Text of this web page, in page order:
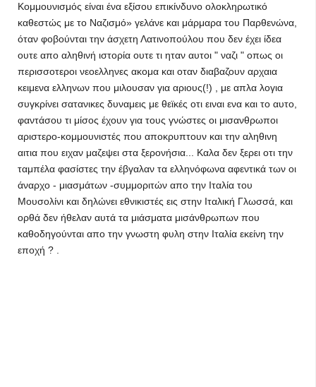
Κομμουνισμός είναι ένα εξίσου επικίνδυνο ολοκληρωτικό
καθεστώς με το Ναζισμό» γελάνε και μάρμαρα του Παρθενώνα,
όταν φοβούνται την άσχετη Λατινοπούλου που δεν έχει ίδεα
ουτε απο αληθινή ιστορία ουτε τι ηταν αυτοι " ναζι " οπως οι
περισσοτεροι νεοελληνες ακομα και οταν διαβαζουν αρχαια
κειμενα ελληνων που μιλουσαν για αριους(!) , με απλα λογια
συγκρίνει σατανικες δυναμεις με θεϊκές οτι ειναι ενα και το αυτο,
φαντάσου τι μίσος έχουν για τους γνώστες οι μισανθρωποι
αριστερο-κομμουνιστές που αποκρυπτουν και την αληθινη
αιτια που ειχαν μαζεψει στα ξερονήσια... Καλα δεν ξερει οτι την
ταμπέλα φασίστες την έβγαλαν τα ελληνόφωνα αφεντικά των οι
άναρχο - μιασμάτων -συμμοριτών απο την Ιταλία του
Μουσολίνι και δηλώνει εθνικιστές εις στην Ιταλική Γλωσσά, και
ορθά δεν ήθελαν αυτά τα μιάσματα μισάνθρωπων που
καθοδηγούνται απο την γνωστη φυλη στην Ιταλία εκείνη την
εποχή ? .